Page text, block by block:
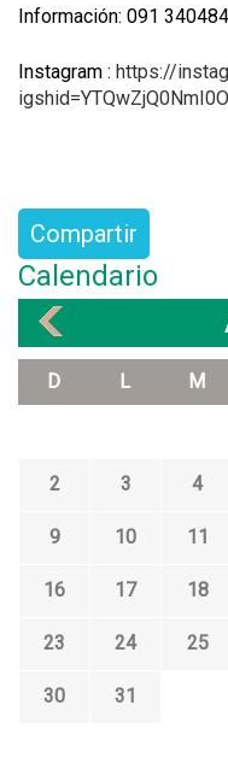
Información: 091 340484
Instagram : https://
Compartir
Calendario
D L M
2 3 4
9 10 11
16 17 18
23 24 25
30
31